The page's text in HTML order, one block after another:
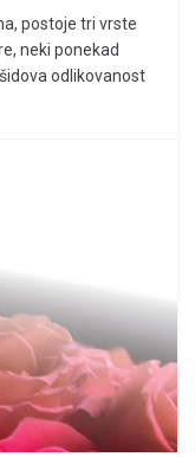
postoje tri vrste
neki ponekad
odlikovanost